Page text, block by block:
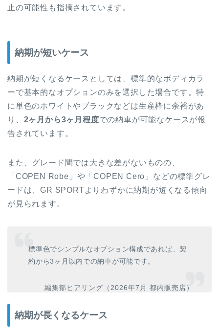
止の可能性も指摘されています。
納期が短いケース
納期が短くなるケースとしては、標準的なボディカラ
ーで基本的なオプションのみを選択した場合です。特
に単色のホワイトやブラックなどは生産枠に余裕があ
り、 2ヶ月から3ヶ月程度での納車が可能なケースが報
告されています。
また、グレード間では大きな差がないものの、
「COPEN Robe」や「COPEN Cero」などの標準グレ
ードは、GR SPORTよりわずかに納期が短くなる傾向
が見られます。
標準色でシンプルなオプション構成であれば、契
約から3ヶ月以内での納車が可能です。
編集部ヒアリング（2026年7月 都内販売店）
納期が長くなるケース